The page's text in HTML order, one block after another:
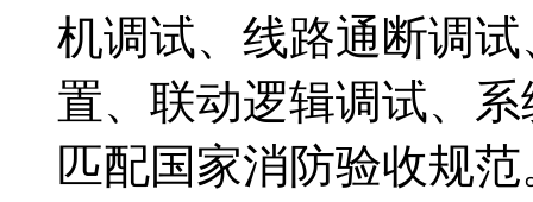
机调试、线路通断调
置、联动逻辑调试、
匹配国家消防验收规